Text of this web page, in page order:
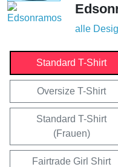
alle
Standard T-Shirt
Oversize T-Shirt
Standard T-Shirt
(Frauen)
Fairtrade Girl Shirt